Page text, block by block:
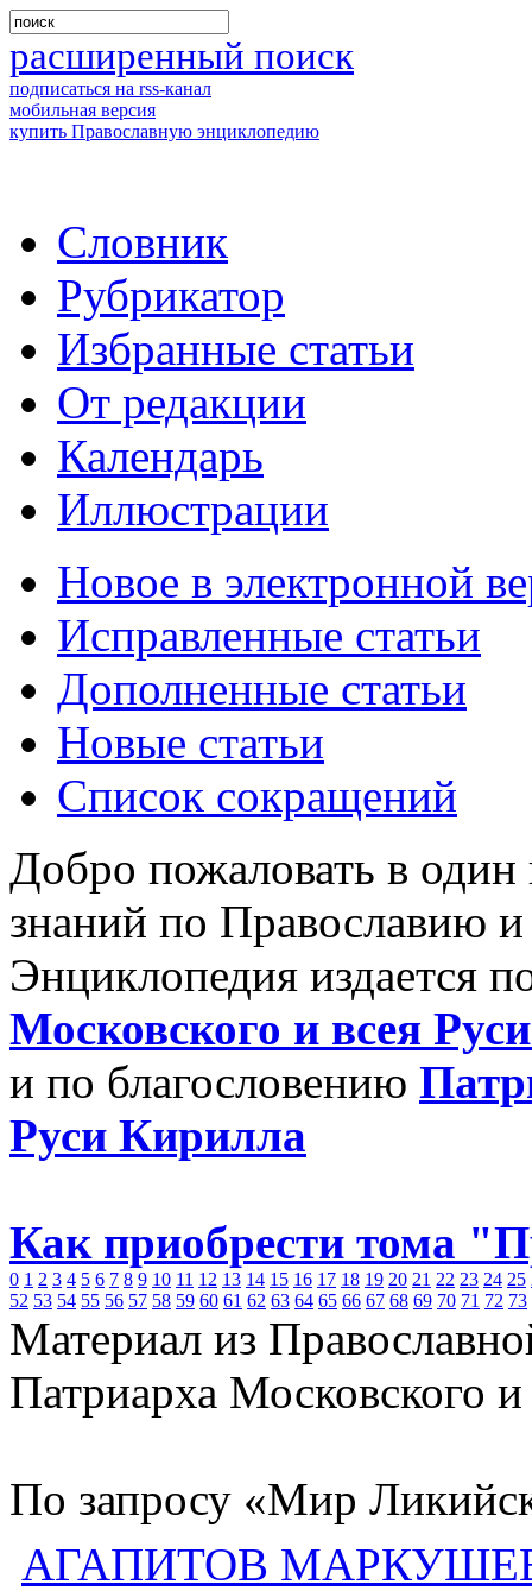
расширенный поиск
подписаться на rss-канал
мобильная версия
купить Православную энциклопедию
Словник
Рубрикатор
Избранные статьи
От редакции
Календарь
Иллюстрации
Новое в электронной
Исправленные статьи
Дополненные статьи
Новые статьи
Список сокращений
Добро пожаловать в
знаний по Православию
Энциклопедия издается
Московского и всея
и по благословению
Руси Кирилла
Как приобрести тома
0 1 2 3 4 5 6 7 8 9 10 11 12 13 14 15 16 17 18 19 20 21 22 23 24 25
52 53 54 55 56 57 58 59 60 61 62 63 64 65 66 67 68 69 70 71 72 73
Материал из
Патриарха Московского
По запросу «Мир
АГАПИТОВ